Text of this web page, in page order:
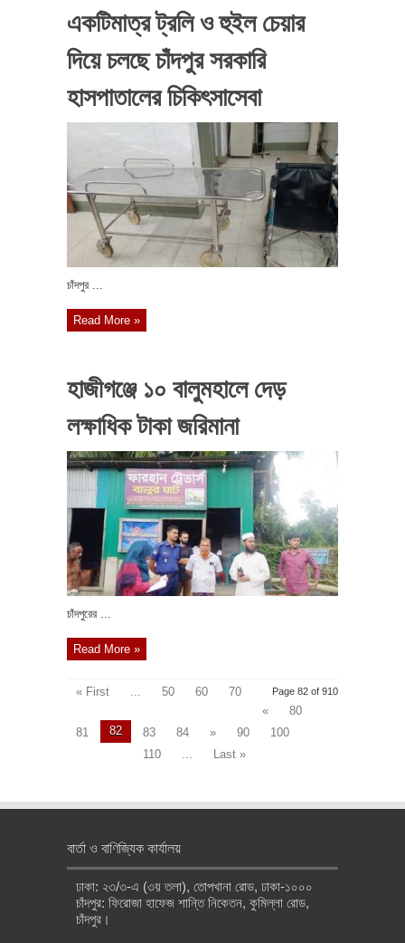
একটিমাত্র ট্রলি ও হুইল চেয়ার
দিয়ে চলছে চাঁদপুর সরকারি
হাসপাতালের চিকিৎসাসেবা
চাঁদপুর ...
Read More »
হাজীগঞ্জে ১০ বালুমহালে দেড়
লক্ষাধিক টাকা জরিমানা
চাঁদপুরের ...
Read More »
Page 82 of 910
« First 50 60
70
«
80
81
82 83 84 » 90
100
110
Last »
বার্তা ও বাণিজ্যিক কার্যালয়
ঢাকা: ২৩/৩-এ (৩য় তলা), তোপখানা রোড, ঢাকা-১০০০
চাঁদপুর: ফিরোজা হাফেজ শান্তি নিকেতন, কুমিল্লা রোড,
চাঁদপুর।